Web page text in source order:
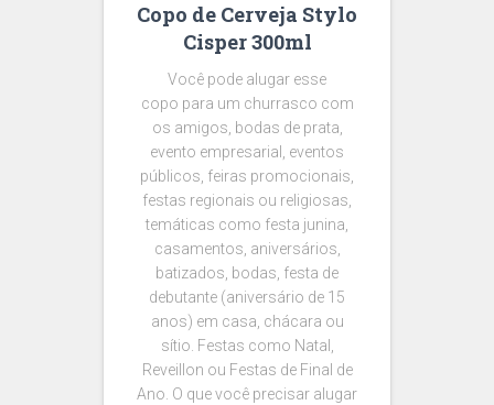
Copo de Cerveja Stylo
Cisper 300ml
Você pode alugar esse
copo para um churrasco com
os amigos, bodas de prata,
evento empresarial, eventos
públicos, feiras promocionais,
festas regionais ou religiosas,
temáticas como festa junina,
casamentos, aniversários,
batizados, bodas, festa de
debutante (aniversário de 15
anos) em casa, chácara ou
sítio. Festas como Natal,
Reveillon ou Festas de Final de
Ano. O que você precisar alugar